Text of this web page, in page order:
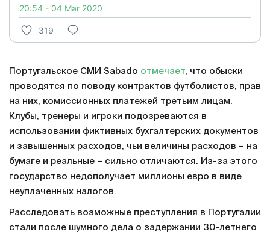
20:54 - 04 Mar 2020
319
Португальское СМИ Sabado отмечает, что обыски
проводятся по поводу контрактов футболистов, прав
на них, комиссионных платежей третьим лицам.
Клубы, тренеры и игроки подозреваются в
использовании фиктивных бухгалтерских документов
и завышенных расходов, чьи величины расходов – на
бумаге и реальные – сильно отличаются. Из-за этого
государство недополучает миллионы евро в виде
неуплаченных налогов.
Расследовать возможные преступления в Португалии
стали после шумного дела о задержании 30-летнего